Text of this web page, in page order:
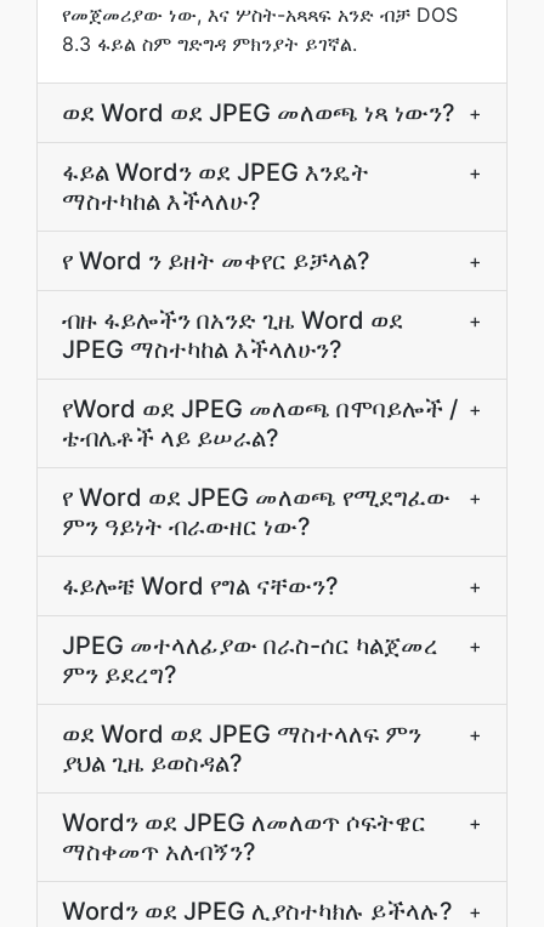
የመጀመሪያው ነው, እና ሦስት-አጻጻፍ አንድ ብቻ DOS
8.3 ፋይል ስም ግድግዳ ምክንያት ይገኛል.
ወደ Word ወደ JPEG መለወጫ ነጻ ነውን? +
ፋይል Wordን ወደ JPEG እንዴት
ማስተካከል እችላለሁ?
+
የ Word ን ይዘት መቀየር ይቻላል? +
ብዙ ፋይሎችን በአንድ ጊዜ Word ወደ
JPEG ማስተካከል እችላለሁን?
+
የWord ወደ JPEG መለወጫ በሞባይሎች /
ቴብሌቶች ላይ ይሠራል?
+
የ Word ወደ JPEG መለወጫ የሚደግፈው
ምን ዓይነት ብራውዘር ነው?
+
ፋይሎቼ Word የግል ናቸውን? +
JPEG መተላለፊያው በራስ-ሰር ካልጀመረ
ምን ይደረግ?
+
ወደ Word ወደ JPEG ማስተላለፍ ምን
ያህል ጊዜ ይወስዳል?
+
Wordን ወደ JPEG ለመለወጥ ሶፍትዌር
ማስቀመጥ አለብኝን?
+
Wordን ወደ JPEG ሊያስተካክሉ ይችላሉ? +